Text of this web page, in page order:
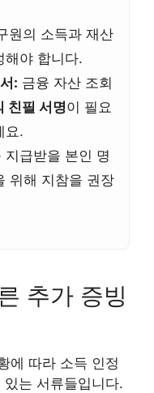
원의 소득과 재산
해야 합니다.
: 금융 자산 조회
친필 서명이 필요
요.
지급받을 본인 명
위해 지참을 권장
추가 증빙
에 따라 소득 인정
는 서류들입니다.